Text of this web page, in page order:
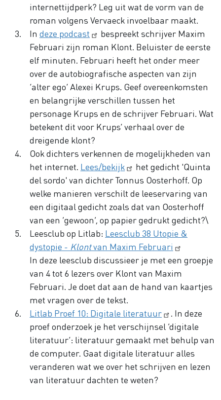
internettijdperk? Leg uit wat de vorm van de
roman volgens Vervaeck invoelbaar maakt.
In deze podcast
bespreekt schrijver Maxim
Februari zijn roman Klont. Beluister de eerste
elf minuten. Februari heeft het onder meer
over de autobiografische aspecten van zijn
‘alter ego’ Alexei Krups. Geef overeenkomsten
en belangrijke verschillen tussen het
personage Krups en de schrijver Februari. Wat
betekent dit voor Krups’ verhaal over de
dreigende klont?
Ook dichters verkennen de mogelijkheden van
het internet. Lees/bekijk
het gedicht 'Quinta
del sordo' van dichter Tonnus Oosterhoff. Op
welke manieren verschilt de leeservaring van
een digitaal gedicht zoals dat van Oosterhoff
van een ‘gewoon’, op papier gedrukt gedicht?\
Leesclub op Litlab: Leesclub 38 Utopie &
dystopie - Klontvan Maxim Februari
In deze leesclub discussieer je met een groepje
van 4 tot 6 lezers over Klont van Maxim
Februari. Je doet dat aan de hand van kaartjes
met vragen over de tekst.
Litlab Proef 10: Digitale literatuur
. In deze
proef onderzoek je het verschijnsel ‘digitale
literatuur’: literatuur gemaakt met behulp van
de computer. Gaat digitale literatuur alles
veranderen wat we over het schrijven en lezen
van literatuur dachten te weten?